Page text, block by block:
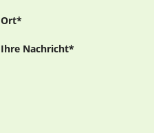
Ort*
Ihre Nachricht*